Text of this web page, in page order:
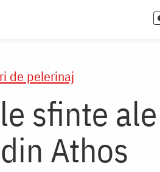
de pelerinaj
sfinte
Athos